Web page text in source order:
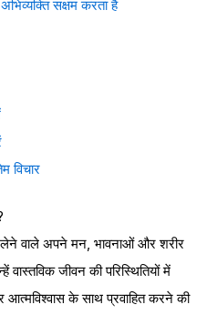
सक्षम करता है
विचार
लेने वाले अपने मन, भावनाओं और शरीर
जीवन की परिस्थितियों में
आत्मविश्वास के साथ प्रवाहित करने की